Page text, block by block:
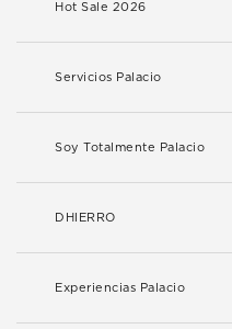
Hot Sale 2026
Servicios Palacio
Soy Totalmente Palacio
DHIERRO
Experiencias Palacio